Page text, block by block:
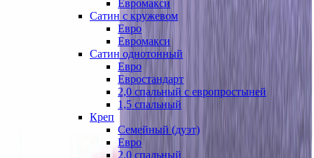
Евромакси
Сатин с кружевом
Евро
Евромакси
Сатин однотонный
Евро
Евростандарт
2,0 спальный с европростыней
1,5 спальный
Креп
Семейный (дуэт)
Евро
2,0 спальный